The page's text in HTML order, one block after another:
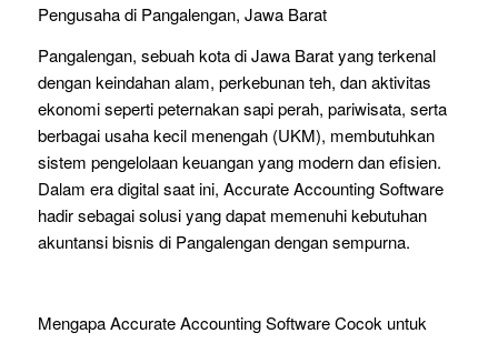
Pengusaha di Pangalengan, Jawa Barat
Pangalengan, sebuah kota di Jawa Barat yang terkenal
dengan keindahan alam, perkebunan teh, dan aktivitas
ekonomi seperti peternakan sapi perah, pariwisata, serta
berbagai usaha kecil menengah (UKM), membutuhkan
sistem pengelolaan keuangan yang modern dan efisien.
Dalam era digital saat ini, Accurate Accounting Software
hadir sebagai solusi yang dapat memenuhi kebutuhan
akuntansi bisnis di Pangalengan dengan sempurna.
Mengapa Accurate Accounting Software Cocok untuk